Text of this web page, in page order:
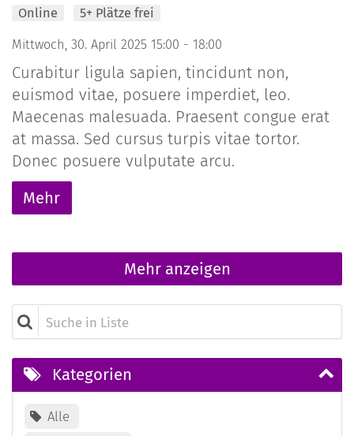
Online 5+ Plätze frei
Mittwoch, 30. April 2025 15:00 - 18:00
Curabitur ligula sapien, tincidunt non,
euismod vitae, posuere imperdiet, leo.
Maecenas malesuada. Praesent congue erat
at massa. Sed cursus turpis vitae tortor.
Donec posuere vulputate arcu.
Mehr
Mehr anzeigen
Suche in Liste
Kategorien
Alle